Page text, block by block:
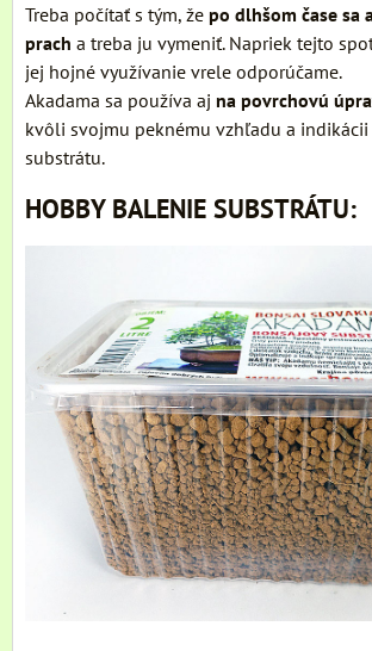
Treba počítať s tým, že po dlhšom čase sa
prach a treba ju vymeniť. Napriek tejto
jej hojné využívanie vrele odporúčame.
Akadama sa používa aj na povrchovú
kvôli svojmu peknému vzhľadu a
substrátu.
HOBBY BALENIE SUBSTRÁTU: